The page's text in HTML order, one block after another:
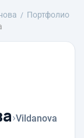
Портфолио
›Vildanova